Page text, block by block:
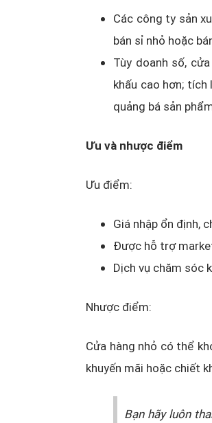
Các công ty sản
bán sỉ nhỏ hoặc
Tùy doanh số,
khấu cao hơn;
quảng bá sản
Ưu và nhược điểm
Ưu điểm:
Giá nhập ổn định,
Được hỗ trợ
Dịch vụ chăm sóc
Nhược điểm:
Cửa hàng nhỏ có thể
khuyến mãi hoặc chiết
Bạn hãy luôn